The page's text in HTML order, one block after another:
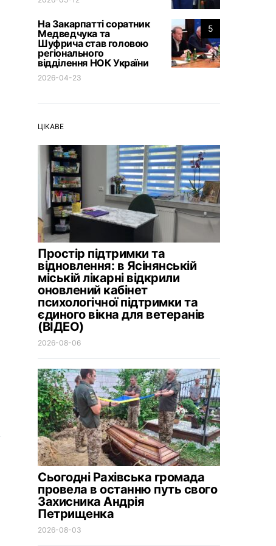
5
На Закарпатті соратник
Медведчука та
Шуфрича став головою
регіонального
відділення НОК України
2026-04-23
ЦІКАВЕ
Простір підтримки та
відновлення: в Ясінянській
міській лікарні відкрили
оновлений кабінет
психологічної підтримки та
єдиного вікна для ветеранів
(ВІДЕО)
2026-08-06
Сьогодні Рахівська громада
провела в останню путь свого
Захисника Андрія
Петрищенка
2026-08-03